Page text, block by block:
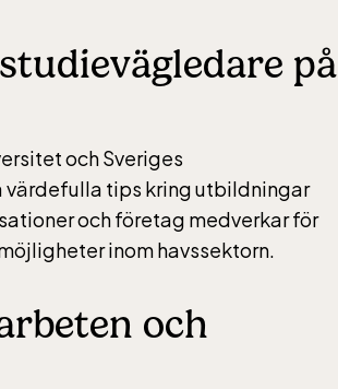
på
och Sveriges
värdefulla tips kring utbildningar
och företag medverkar för
inom havssektorn.
och